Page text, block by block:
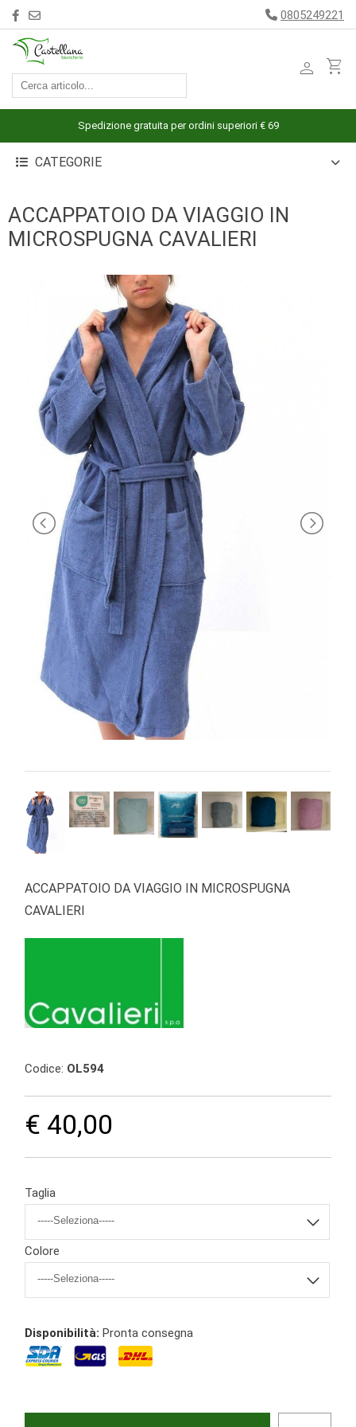
ACCESSORI
ARREDAMENTO
BIANCHERIA
CUCINA
INTIMO
0805249221
person shopping_cart
Spedizione gratuita per ordini superiori € 69
CATEGORIE
ACCAPPATOIO DA VIAGGIO IN
MICROSPUGNA CAVALIERI
ACCAPPATOIO DA VIAGGIO IN MICROSPUGNA
CAVALIERI
Codice: OL594
€ 40,00
Taglia
Colore
Disponibilità: Pronta consegna